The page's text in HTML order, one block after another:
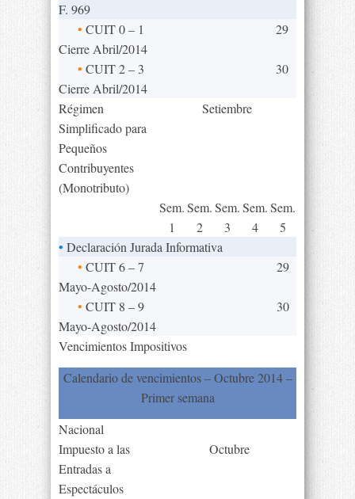
F. 969
• CUIT 0 – 1
Cierre Abril/2014
29
• CUIT 2 – 3
Cierre Abril/2014
30
Régimen
Simplificado para
Pequeños
Contribuyentes
(Monotributo)
Setiembre
Sem.
1
Sem.
2
Sem.
3
Sem.
4
Sem.
5
• Declaración Jurada Informativa
• CUIT 6 – 7
Mayo-Agosto/2014
29
• CUIT 8 – 9
Mayo-Agosto/2014
30
Vencimientos Impositivos
Calendario de vencimientos – Octubre 2014 –
Primer semana
Nacional
Impuesto a las
Entradas a
Espectáculos
Octubre